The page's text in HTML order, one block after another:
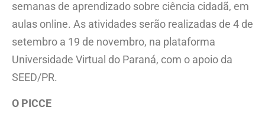
semanas de aprendizado sobre ciência cidadã, em
aulas online. As atividades serão realizadas de 4 de
setembro a 19 de novembro, na plataforma
Universidade Virtual do Paraná, com o apoio da
SEED/PR.
O PICCE